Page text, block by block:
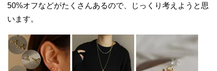
50%オフなどがたくさんあるので、じっくり考えようと思
います。